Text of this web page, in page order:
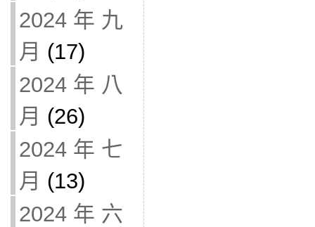
2024 年 九
月 (17)
2024 年 八
月 (26)
2024 年 七
月 (13)
2024 年 六